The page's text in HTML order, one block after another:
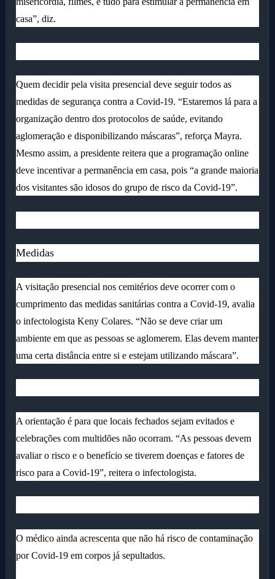
casa”, diz.
Quem decidir pela visita presencial deve seguir todos as
medidas de segurança contra a Covid-19. “Estaremos lá para a
organização dentro dos protocolos de saúde, evitando
aglomeração e disponibilizando máscaras”, reforça Mayra.
Mesmo assim, a presidente reitera que a programação online
deve incentivar a permanência em casa, pois “a grande maioria
dos visitantes são idosos do grupo de risco da Covid-19”.
Medidas
A visitação presencial nos cemitérios deve ocorrer com o
cumprimento das medidas sanitárias contra a Covid-19, avalia
o infectologista Keny Colares. “Não se deve criar um
ambiente em que as pessoas se aglomerem. Elas devem manter
uma certa distância entre si e estejam utilizando máscara”.
A orientação é para que locais fechados sejam evitados e
celebrações com multidões não ocorram. “As pessoas devem
avaliar o risco e o benefício se tiverem doenças e fatores de
risco para a Covid-19”, reitera o infectologista.
O médico ainda acrescenta que não há risco de contaminação
por Covid-19 em corpos já sepultados.